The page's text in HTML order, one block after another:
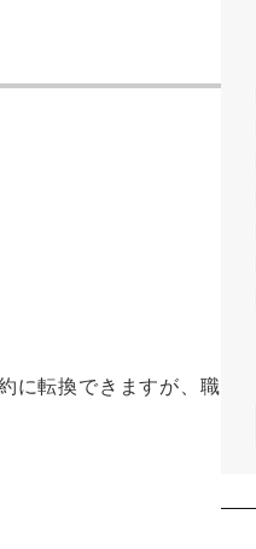
に転換できますが、職